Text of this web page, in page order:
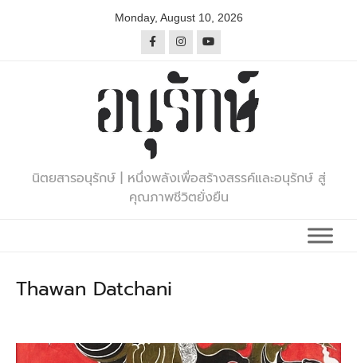
Monday, August 10, 2026
นิตยสารอนุรักษ์ | หนึ่งพลังเพื่อสร้างสรรค์และอนุรักษ์ สู่
คุณภาพชีวิตยั่งยืน
Thawan Datchani